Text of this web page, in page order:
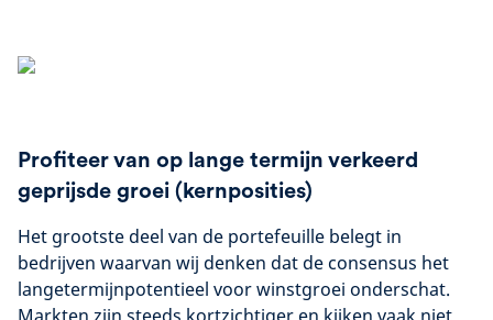
Profiteer van op lange termijn verkeerd
geprijsde groei (kernposities)
Het grootste deel van de portefeuille belegt in
bedrijven waarvan wij denken dat de consensus het
langetermijnpotentieel voor winstgroei onderschat.